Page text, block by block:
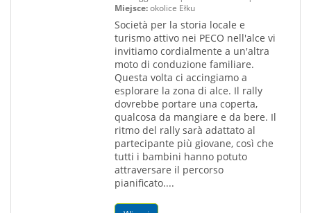
Miejsce:okolice Ełku
Società per la storia locale e
turismo attivo nei PECO nell'alce vi
invitiamo cordialmente a un'altra
moto di conduzione familiare.
Questa volta ci accingiamo a
esplorare la zona di alce. Il rally
dovrebbe portare una coperta,
qualcosa da mangiare e da bere. Il
ritmo del rally sarà adattato al
partecipante più giovane, così che
tutti i bambini hanno potuto
attraversare il percorso
pianificato....